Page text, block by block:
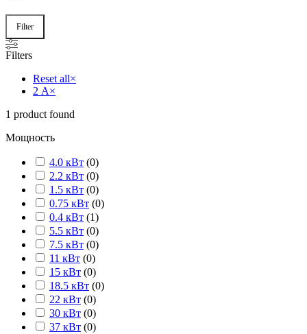
Filter
Filters
Reset all×
2 А×
1 product found
Мощность
4.0 кВт (0)
2.2 кВт (0)
1.5 кВт (0)
0.75 кВт (0)
0.4 кВт (1)
5.5 кВт (0)
7.5 кВт (0)
11 кВт (0)
15 кВт (0)
18.5 кВт (0)
22 кВт (0)
30 кВт (0)
37 кВт (0)